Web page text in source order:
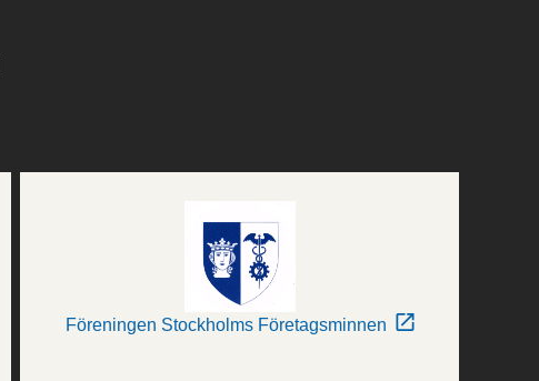
Föreningen Stockholms Företagsminnen